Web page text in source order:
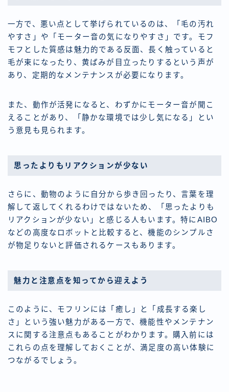
一方で、悪い点として挙げられているのは、「毛の汚れ
やすさ」や「モーター音の気になりやすさ」です。モフ
モフとした質感は魅力的である反面、長く触っていると
毛が束になったり、黄ばみが目立ったりするという声が
あり、定期的なメンテナンスが必要になります。
また、動作が活発になると、わずかにモーター音が聞こ
えることがあり、「静かな環境では少し気になる」とい
う意見も見られます。
思ったよりもリアクションが少ない
さらに、動物のように自分から歩き回ったり、言葉を理
解して返してくれるわけではないため、「思ったよりも
リアクションが少ない」と感じる人もいます。特にAIBO
などの高度なロボットと比較すると、機能のシンプルさ
が物足りないと評価されるケースもあります。
魅力と注意点を知ってから迎えよう
このように、モフリンには「癒し」と「成長する楽し
さ」という強い魅力がある一方で、機能性やメンテナン
スに関する注意点もあることがわかります。購入前には
これらの点を理解しておくことが、満足度の高い体験に
つながるでしょう。